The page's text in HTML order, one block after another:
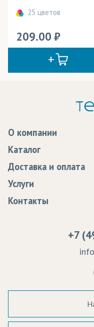
25 цветов
209.00
О компании
Статьи
Программа лояльности
Сертификаты качества
Судебные решения
Политика
Согласие на
Каталог
Доставка и оплата
Доставка
Оплата
Услуги
Образцы
Контакты
+7